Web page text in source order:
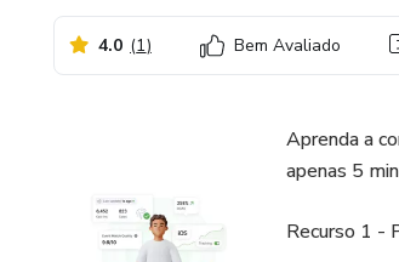
4.0 (1) Bem Avaliado
Aprenda a
apenas 5
Recurso 1 -